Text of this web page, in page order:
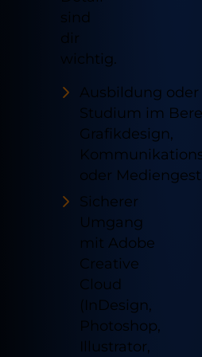
sind
dir
wichtig.
Ausbildung oder
Studium im
Grafikdesign,
oder
Sicherer
Umgang
mit Adobe
Creative
Cloud
(InDesign,
Photoshop,
Illustrator,